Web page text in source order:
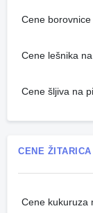
Cene
Cene lešnika
Cene šljiva na
CENE
Cene kukuruza